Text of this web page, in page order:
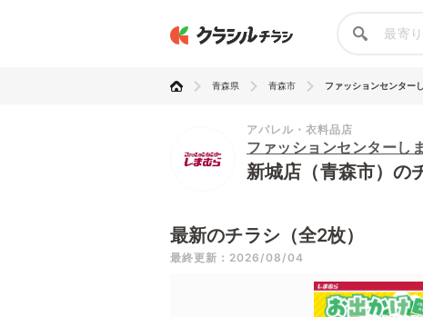
青森県 青森市 ファッションセンター
アパレル・衣料品店
ファッションセンターし
新城店（青森市）の
最新のチラシ（全2枚）
最終更新：2026/08/04